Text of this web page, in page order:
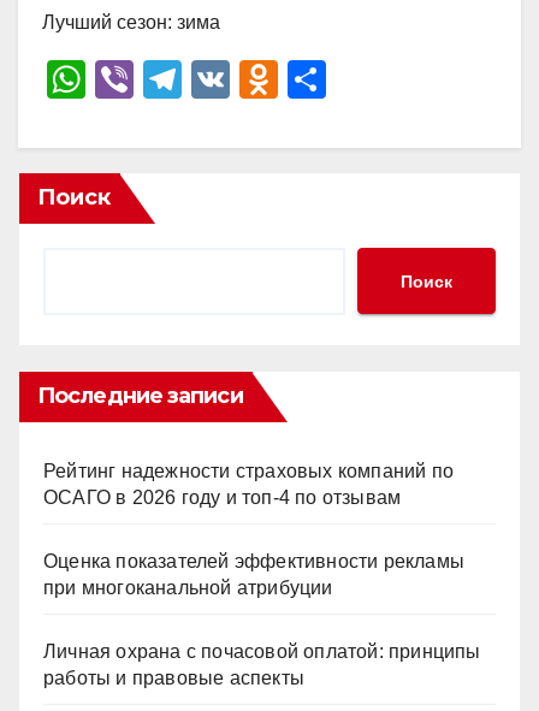
Лучший сезон: зима
W
at
s
A
Vi
er
T
e
V
O
n
р
ть
Поиск
Поиск
Последние записи
Рейтинг надежности страховых компаний по
ОСАГО в 2026 году и топ-4 по отзывам
Оценка показателей эффективности рекламы
при многоканальной атрибуции
Личная охрана с почасовой оплатой: принципы
работы и правовые аспекты